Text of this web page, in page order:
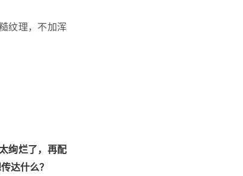
纹理，不加浑
绚烂了，再配
达什么？